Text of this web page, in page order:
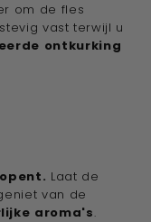
om de fles
vast terwijl u
ontkurking
Laat de
van de
aroma's.